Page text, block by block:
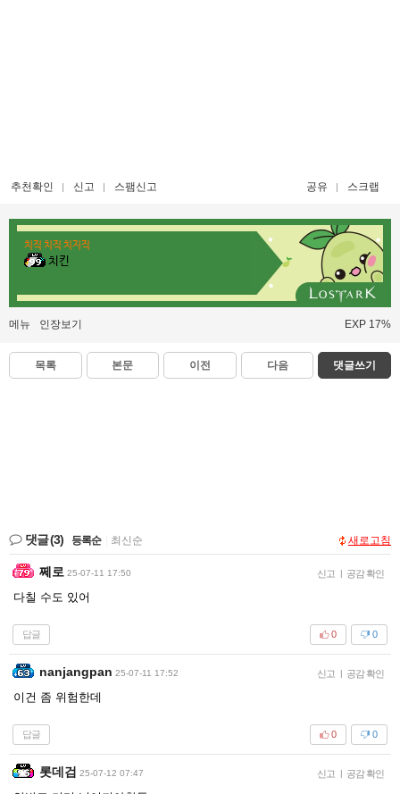
추천확인 신고 스팸신고 공유 스크랩
치직 치직 치지직
치킨
메뉴 인장보기 EXP 17%
목록 본문 이전 다음 댓글쓰기
댓글(3) 등록순 최신순 새로고침
쩨로 25-07-11 17:50 신고 | 공감 확인
다칠 수도 있어
답글 0
0
nanjangpan 25-07-11 17:52 신고 | 공감 확인
이건 좀 위험한데
답글 0
0
롯데검 25-07-12 07:47 신고 | 공감 확인